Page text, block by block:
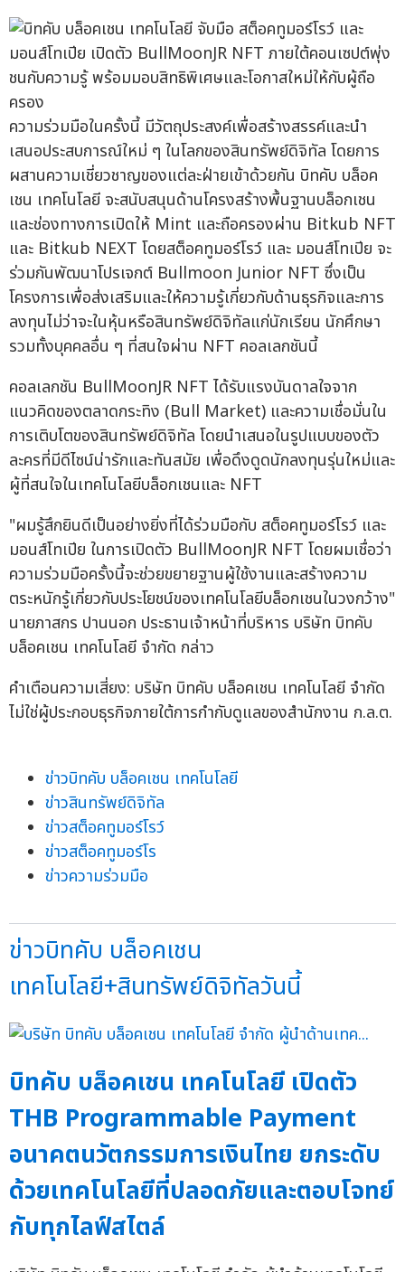
ความร่วมมือในครั้งนี้ มีวัตถุประสงค์เพื่อสร้างสรรค์และนำ
เสนอประสบการณ์ใหม่ ๆ ในโลกของสินทรัพย์ดิจิทัล โดยการ
ผสานความเชี่ยวชาญของแต่ละฝ่ายเข้าด้วยกัน บิทคับ บล็อค
เชน เทคโนโลยี จะสนับสนุนด้านโครงสร้างพื้นฐานบล็อกเชน
และช่องทางการเปิดให้ Mint และถือครองผ่าน Bitkub NFT
และ Bitkub NEXT โดยสต็อคทูมอร์โรว์ และ มอนส์โทเปีย จะ
ร่วมกันพัฒนาโปรเจกต์ Bullmoon Junior NFT ซึ่งเป็น
โครงการเพื่อส่งเสริมและให้ความรู้เกี่ยวกับด้านธุรกิจและการ
ลงทุนไม่ว่าจะในหุ้นหรือสินทรัพย์ดิจิทัลแก่นักเรียน นักศึกษา
รวมทั้งบุคคลอื่น ๆ ที่สนใจผ่าน NFT คอลเลกชันนี้
คอลเลกชัน BullMoonJR NFT ได้รับแรงบันดาลใจจาก
แนวคิดของตลาดกระทิง (Bull Market) และความเชื่อมั่นใน
การเติบโตของสินทรัพย์ดิจิทัล โดยนำเสนอในรูปแบบของตัว
ละครที่มีดีไซน์น่ารักและทันสมัย เพื่อดึงดูดนักลงทุนรุ่นใหม่และ
ผู้ที่สนใจในเทคโนโลยีบล็อกเชนและ NFT
"ผมรู้สึกยินดีเป็นอย่างยิ่งที่ได้ร่วมมือกับ สต็อคทูมอร์โรว์ และ
มอนส์โทเปีย ในการเปิดตัว BullMoonJR NFT โดยผมเชื่อว่า
ความร่วมมือครั้งนี้จะช่วยขยายฐานผู้ใช้งานและสร้างความ
ตระหนักรู้เกี่ยวกับประโยชน์ของเทคโนโลยีบล็อกเชนในวงกว้าง"
นายภาสกร ปานนอก ประธานเจ้าหน้าที่บริหาร บริษัท บิทคับ
บล็อคเชน เทคโนโลยี จำกัด กล่าว
คำเตือนความเสี่ยง: บริษัท บิทคับ บล็อคเชน เทคโนโลยี จำกัด
ไม่ใช่ผู้ประกอบธุรกิจภายใต้การกำกับดูแลของสำนักงาน ก.ล.ต.
ข่าวบิทคับ บล็อคเชน เทคโนโลยี
ข่าวสินทรัพย์ดิจิทัล
ข่าวสต็อคทูมอร์โรว์
ข่าวสต็อคทูมอร์โร
ข่าวความร่วมมือ
ข่าวบิทคับ บล็อคเชน
เทคโนโลยี+สินทรัพย์ดิจิทัลวันนี้
บิทคับ บล็อคเชน เทคโนโลยี เปิดตัว
THB Programmable Payment
อนาคตนวัตกรรมการเงินไทย ยกระดับ
ด้วยเทคโนโลยีที่ปลอดภัยและตอบโจทย์
กับทุกไลฟ์สไตล์